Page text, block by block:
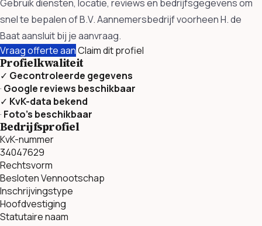
Gebruik diensten, locatie, reviews en bedrijfsgegevens om
snel te bepalen of B.V. Aannemersbedrijf voorheen H. de
Baat aansluit bij je aanvraag.
Vraag offerte aanClaim dit profiel
Profielkwaliteit
✓ Gecontroleerde gegevens
· Google reviews beschikbaar
✓ KvK-data bekend
· Foto’s beschikbaar
Bedrijfsprofiel
KvK-nummer
34047629
Rechtsvorm
Besloten Vennootschap
Inschrijvingstype
Hoofdvestiging
Statutaire naam